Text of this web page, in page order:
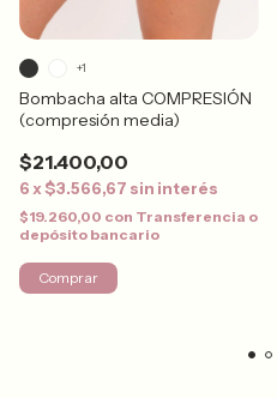
Bombacha alta COMPRESIÓN
(compresión media)
$21.400,00
6x$3.566,67 sin interés
$19.260,00 con Transferencia o
depósito bancario
+1
Comprar